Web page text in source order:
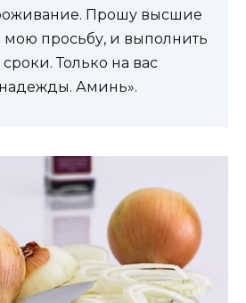
Прошу высшие
просьбу, и выполнить
Только на вас
Аминь».